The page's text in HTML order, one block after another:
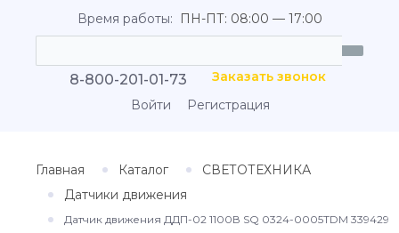
Время работы: ПН-ПТ: 08:00 — 17:00
8-800-201-01-73
Заказать звонок
Войти
Регистрация
Главная Каталог
СВЕТОТЕХНИКА
Датчики движения
Датчик движения ДДП-02 1100В SQ 0324-0005TDM 339429